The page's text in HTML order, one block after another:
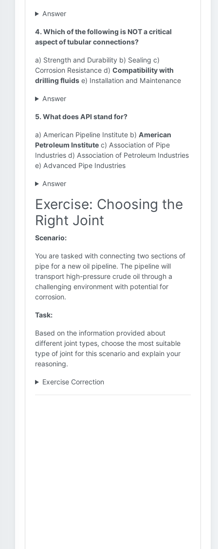
Answer
4. Which of the following is NOT a critical
aspect of tubular connections?
a) Strength and Durability b) Sealing c)
Corrosion Resistance d) Compatibility with
drilling fluids e) Installation and Maintenance
Answer
5. What does API stand for?
a) American Pipeline Institute b) American
Petroleum Institute c) Association of Pipe
Industries d) Association of Petroleum Industries
e) Advanced Pipe Industries
Answer
Exercise: Choosing the
Right Joint
Scenario:
You are tasked with connecting two sections of
pipe for a new oil pipeline. The pipeline will
transport high-pressure crude oil through a
challenging environment with potential for
corrosion.
Task:
Based on the information provided about
different joint types, choose the most suitable
type of joint for this scenario and explain your
reasoning.
Exercise Correction